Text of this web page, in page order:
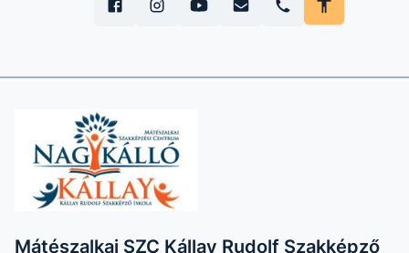
Mátészalkai SZC Kállay Rudolf Szakképző